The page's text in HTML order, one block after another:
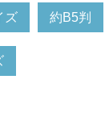
ズ 約B5判